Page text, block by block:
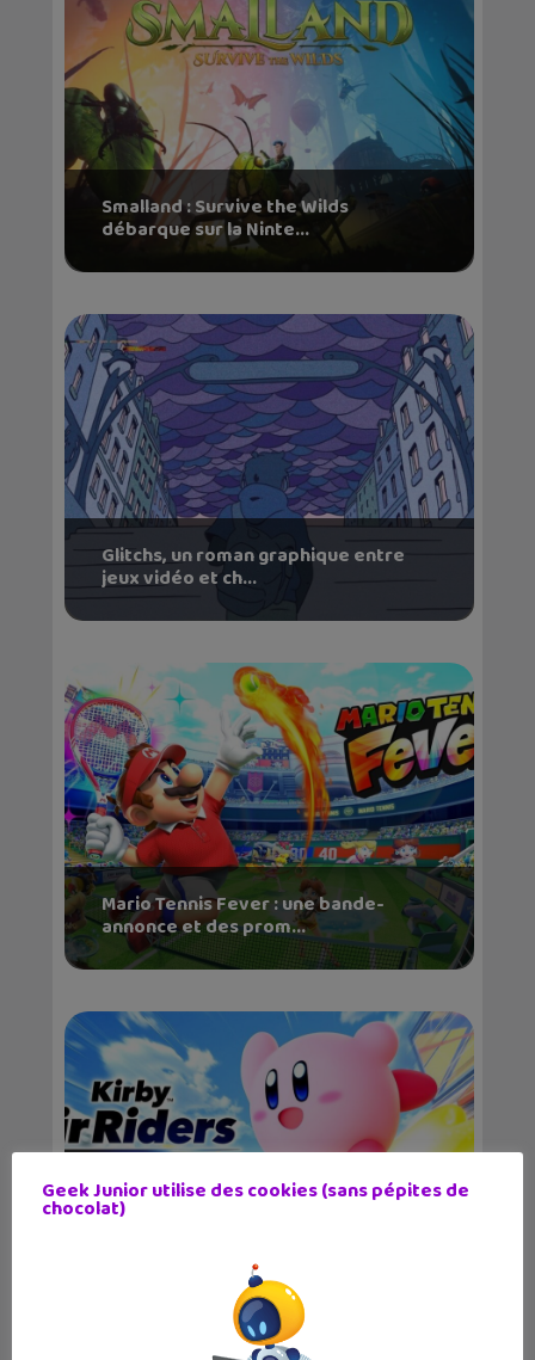
Smalland : Survive the Wilds
débarque sur la Ninte...
Glitchs, un roman graphique entre
jeux vidéo et ch...
Mario Tennis Fever : une bande-
annonce et des prom...
Nintendo Switch 2
Geek Junior utilise des cookies (sans pépites de
chocolat)